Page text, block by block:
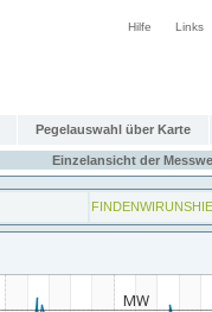
Hilfe Links
Pegelauswahl über Karte
Einzelansicht der